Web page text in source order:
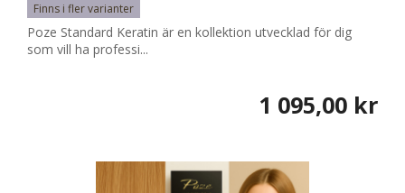
Finns i fler varianter
Poze Standard Keratin är en kollektion utvecklad för dig
som vill ha professi...
1 095,00 kr